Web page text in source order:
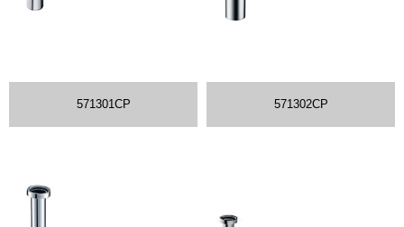
571301CP 571302CP